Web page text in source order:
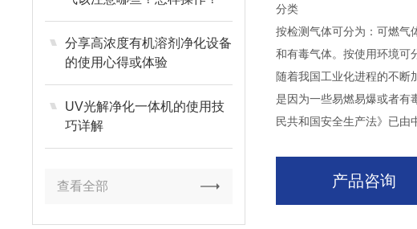
分享高浓度有机溶剂净化设备
的使用心得或体验
UV光解净化一体机的使用技
巧详解
查看全部
分类
按检测气体可分为：可燃气
和有毒气体。按使用环境可
随着我国工业化进程的不断
是因为一些易燃易爆或者有
民共和国安全生产法》已由
产品咨询